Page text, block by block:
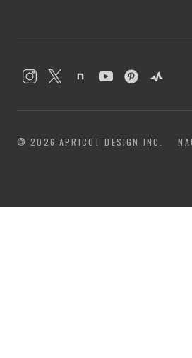
© 2026 APRICOT DESIGN INC.